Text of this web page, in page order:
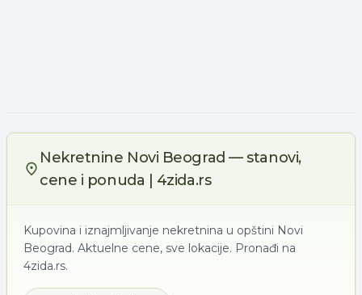
Nekretnine Novi Beograd — stanovi,
cene i ponuda | 4zida.rs
Kupovina i iznajmljivanje nekretnina u opštini Novi
Beograd. Aktuelne cene, sve lokacije. Pronađi na
4zida.rs.